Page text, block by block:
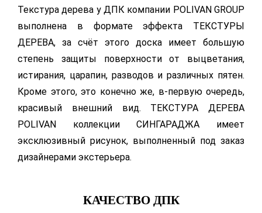
Текстура дерева у ДПК компании POLIVAN GROUP
выполнена в формате эффекта ТЕКСТУРЫ
ДЕРЕВА, за счёт этого доска имеет большую
степень защиты поверхности от выцветания,
истирания, царапин, разводов и различных пятен.
Кроме этого, это конечно же, в-первую очередь,
красивый внешний вид. ТЕКСТУРА ДЕРЕВА
POLIVAN коллекции СИНГАРАДЖА имеет
эксклюзивный рисунок, выполненный под заказ
дизайнерами экстерьера.
КАЧЕСТВО ДПК